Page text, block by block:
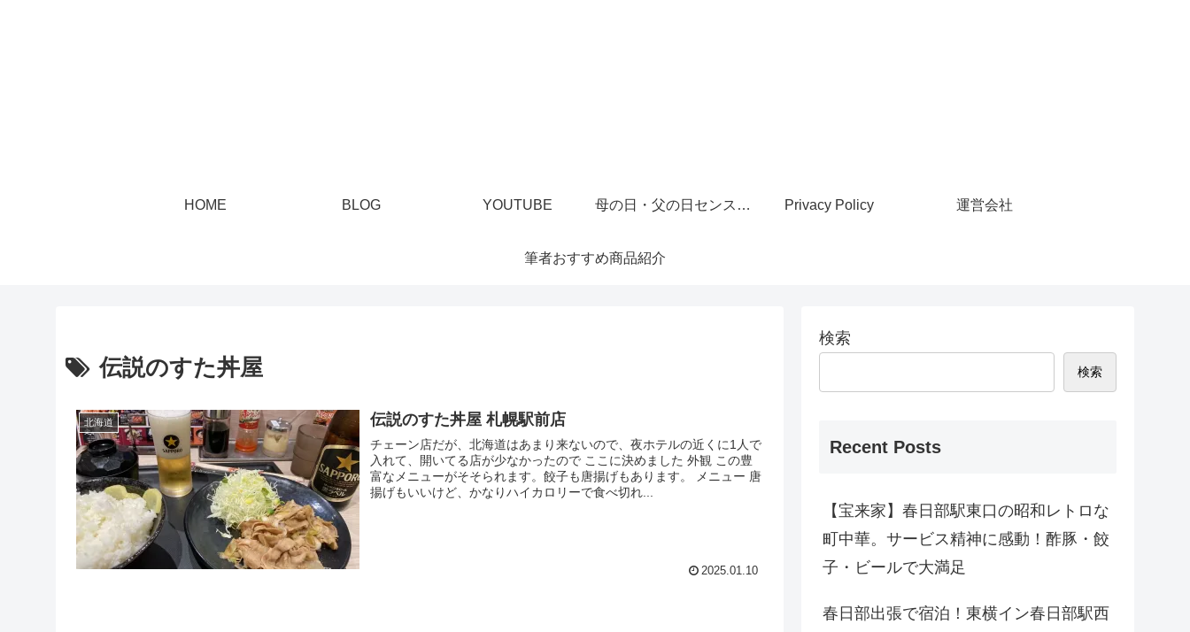
HOME BLOG YOUTUBE 母の日・父の日センスあるプレゼント Privacy Policy 運営会社
筆者おすすめ商品紹介
伝説のすた丼屋
北海道 伝説のすた丼屋 札幌駅前店
チェーン店だが、北海道はあまり来ないので、夜ホテルの近くに1人で
入れて、開いてる店が少なかったので ここに決めました 外観 この豊
富なメニューがそそられます。餃子も唐揚げもあります。 メニュー 唐
揚げもいいけど、かなりハイカロリーで食べ切れ...
2025.01.10
検索
検索
Recent Posts
【宝来家】春日部駅東口の昭和レトロな
町中華。サービス精神に感動！酢豚・餃
子・ビールで大満足
春日部出張で宿泊！東横イン春日部駅西